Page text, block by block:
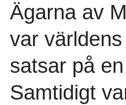
Ägarna av
var
satsar på
Samtidigt